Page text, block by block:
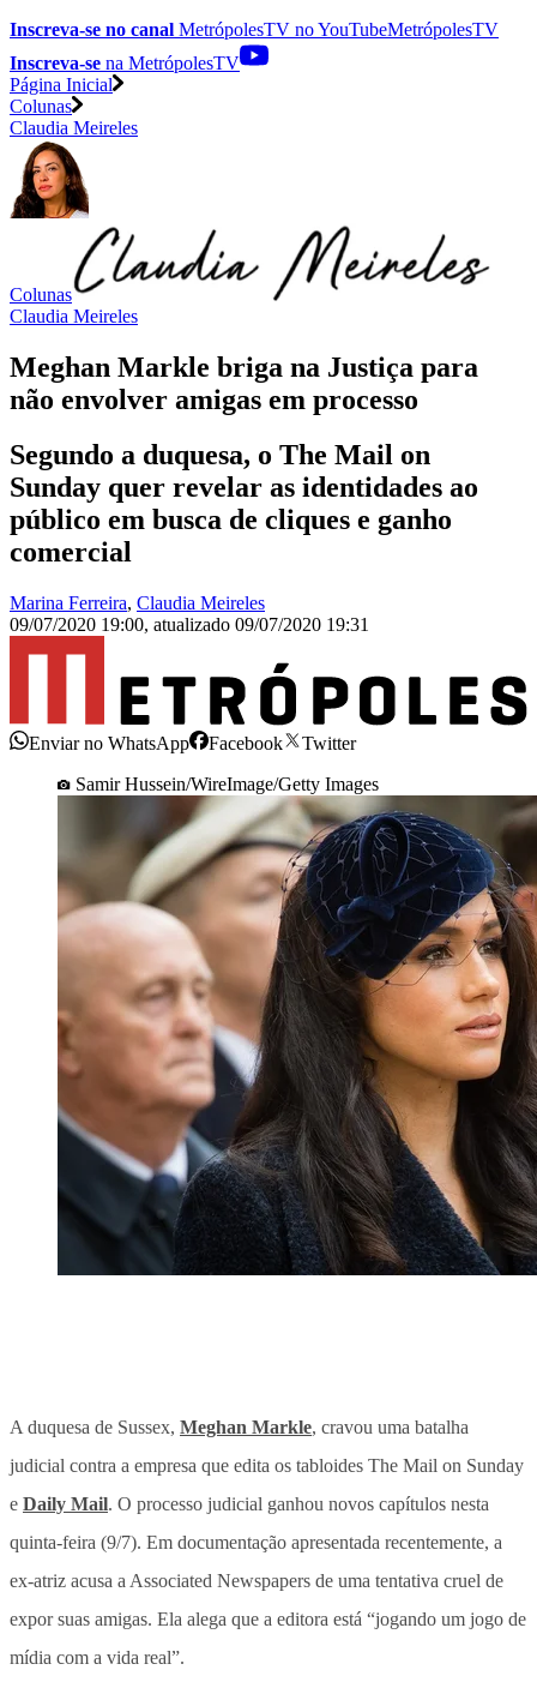
Inscreva-se no canal MetrópolesTV noYouTubeMetrópolesTV
Inscreva-se na MetrópolesTV
Página Inicial
Colunas
Claudia Meireles
Colunas
Claudia Meireles
Meghan Markle briga na Justiça para
não envolver amigas em processo
Segundo a duquesa, o The Mail on
Sunday quer revelar as identidades ao
público em busca de cliques e ganho
comercial
Marina Ferreira, Claudia Meireles
09/07/2020 19:00, atualizado 09/07/2020 19:31
Enviar no WhatsApp Facebook
Twitter
Samir Hussein/WireImage/Getty Images
A duquesa de Sussex, Meghan Markle, cravou uma batalha
judicial contra a empresa que edita os tabloides The Mail on Sunday
e Daily Mail. O processo judicial ganhou novos capítulos nesta
quinta-feira (9/7). Em documentação apresentada recentemente, a
ex-atriz acusa a Associated Newspapers de uma tentativa cruel de
expor suas amigas. Ela alega que a editora está “jogando um jogo de
mídia com a vida real”.